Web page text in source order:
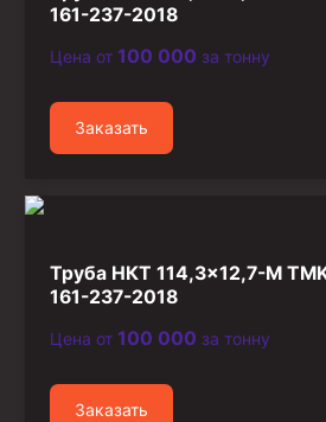
Колокола ловильные
Быстроразъёмные соединения
Рукава буровые
Стропы
Стропы цепные
Канаты стальные
Элементы линии обвязки
161-237-2018
Цена от 100 000 за тонну
Заказать
Труба НКТ 114,3×12,7-М
161-237-2018
Цена от 100 000 за тонну
Заказать